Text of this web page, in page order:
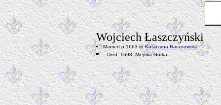
Wojciech Łaszczyński
Married p 1663 toKatarzyna Baranowska
Died: 1698, Miejska Górka